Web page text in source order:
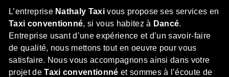
L’entreprise Nathaly Taxi vous propose ses services en
Taxi conventionné, si vous habitez à Dancé.
Entreprise usant d’une expérience et d’un savoir-faire
de qualité, nous mettons tout en oeuvre pour vous
satisfaire. Nous vous accompagnons ainsi dans votre
projet deTaxi conventionné et sommes à l’écoute de